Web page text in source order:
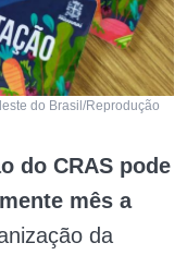
do Brasil/Reprodução
do CRAS pode
mês a
da